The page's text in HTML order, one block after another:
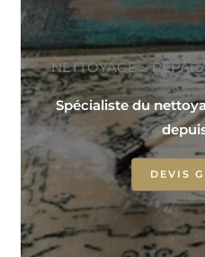
NETTOYAGE ~
Spécialiste du
DEVIS